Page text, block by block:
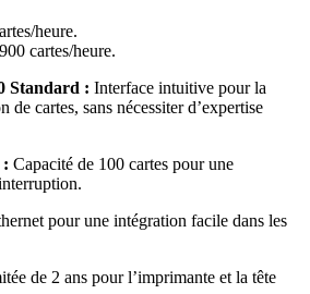
heure.
cartes/heure.
Standard : Interface intuitive pour la
de cartes, sans nécessiter d’expertise
: Capacité de 100 cartes pour une
pour une intégration facile dans les
de 2 ans pour l’imprimante et la tête